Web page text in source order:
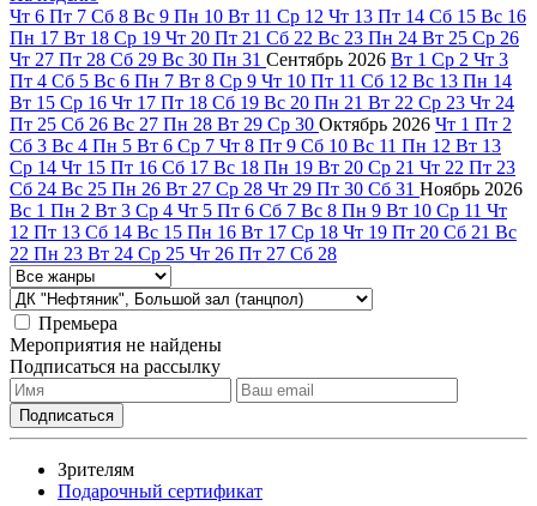
Чт 6 Пт 7 Сб 8 Вс 9 Пн 10 Вт 11 Ср 12 Чт 13 Пт 14 Сб 15 Вс 16
Пн 17 Вт 18 Ср 19 Чт 20 Пт 21 Сб 22 Вс 23 Пн 24 Вт 25 Ср 26
Чт 27 Пт 28 Сб 29 Вс 30 Пн 31 Сентябрь 2026 Вт 1 Ср 2 Чт 3
Пт 4 Сб 5 Вс 6 Пн 7 Вт 8 Ср 9 Чт 10 Пт 11 Сб 12 Вс 13 Пн 14
Вт 15 Ср 16 Чт 17 Пт 18 Сб 19 Вс 20 Пн 21 Вт 22 Ср 23 Чт 24
Пт 25 Сб 26 Вс 27 Пн 28 Вт 29 Ср 30 Октябрь 2026 Чт 1 Пт 2
Сб 3 Вс 4 Пн 5 Вт 6 Ср 7 Чт 8 Пт 9 Сб 10 Вс 11 Пн 12 Вт 13
Ср 14 Чт 15 Пт 16 Сб 17 Вс 18 Пн 19 Вт 20 Ср 21 Чт 22 Пт 23
Сб 24 Вс 25 Пн 26 Вт 27 Ср 28 Чт 29 Пт 30 Сб 31 Ноябрь 2026
Вс 1 Пн 2 Вт 3 Ср 4 Чт 5 Пт 6 Сб 7 Вс 8 Пн 9 Вт 10 Ср 11 Чт
12 Пт 13 Сб 14 Вс 15 Пн 16 Вт 17 Ср 18 Чт 19 Пт 20 Сб 21 Вс
22 Пн 23 Вт 24 Ср 25 Чт 26 Пт 27 Сб 28
Премьера
Мероприятия не найдены
Подписаться на рассылку
Зрителям
Подарочный сертификат